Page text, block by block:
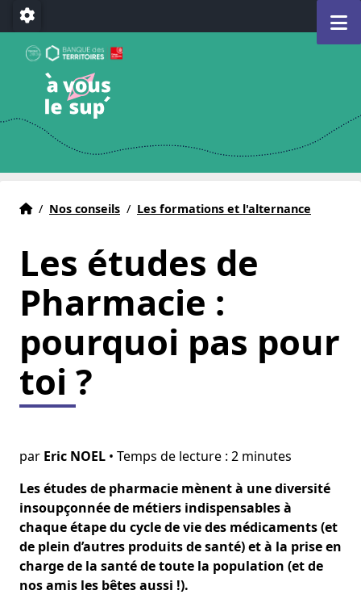
Aller au menu
Aller au contenu
Aller au pied de page
Paramétrage
A Vous le Sup
Déclencheur d'avenir(s)
Accueil
Accueil
/ Nos conseils / Les formations et l'alternance
Les études de
Pharmacie :
pourquoi pas pour
toi ?
par Eric NOEL • Temps de lecture : 2 minutes
Les études de pharmacie mènent à une diversité
insoupçonnée de métiers indispensables à
chaque étape du cycle de vie des médicaments (et
de plein d’autres produits de santé) et à la prise en
charge de la santé de toute la population (et de
nos amis les bêtes aussi !).